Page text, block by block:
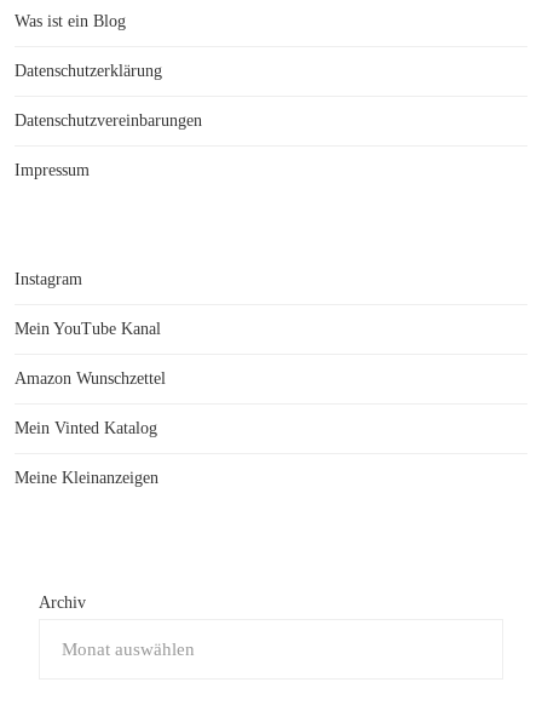
Was ist ein Blog
Datenschutzerklärung
Datenschutzvereinbarungen
Impressum
Instagram
Mein YouTube Kanal
Amazon Wunschzettel
Mein Vinted Katalog
Meine Kleinanzeigen
Archiv